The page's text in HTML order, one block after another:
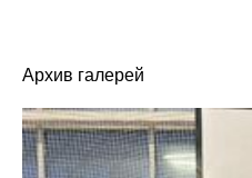
Архив галерей